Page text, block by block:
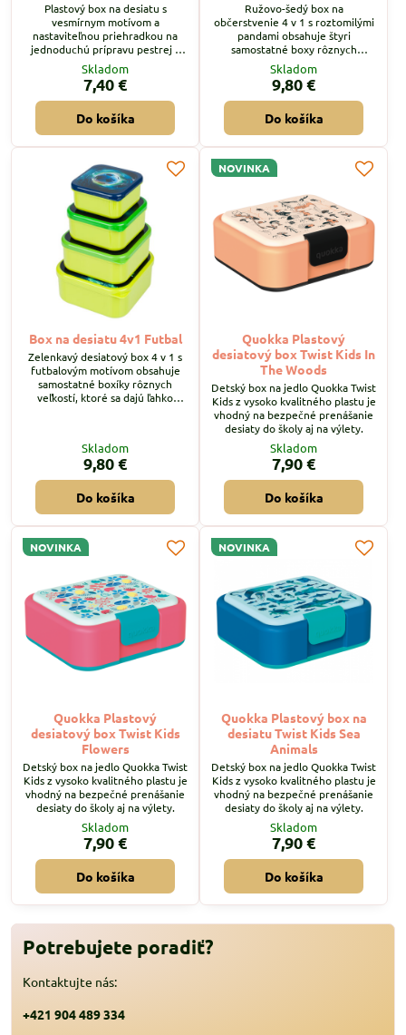
Plastový box na desiatu s
vesmírnym motívom a
nastaviteľnou priehradkou na
jednoduchú prípravu pestrej a
vyváženej stravy.
Skladom
7,40 €
Do košíka
Ružovo-šedý box na
občerstvenie 4 v 1 s roztomilými
pandami obsahuje štyri
samostatné boxy rôznych
veľkostí, ktoré sa dajú ľahko
stohovať. Umožňuje kombinovať
rôzne potraviny pre zdravú a
vyváženú desiatu.
Skladom
9,80 €
Do košíka
Box na desiatu 4v1 Futbal
Zelenkavý desiatový box 4 v 1 s
futbalovým motívom obsahuje
samostatné boxíky rôznych
veľkostí, ktoré sa dajú ľahko
Skladom
9,80 €
Do košíka
NOVINKA
Quokka Plastový
desiatový box Twist Kids In
The Woods
Detský box na jedlo Quokka Twist
Kids z vysoko kvalitného plastu je
vhodný na bezpečné prenášanie
desiaty do školy aj na výlety.
Skladom
7,90 €
Do košíka
NOVINKA
Quokka Plastový
desiatový box Twist Kids
Flowers
Detský box na jedlo Quokka Twist
Kids z vysoko kvalitného plastu je
vhodný na bezpečné prenášanie
desiaty do školy aj na výlety.
Skladom
7,90 €
Do košíka
NOVINKA
Quokka Plastový box na
desiatu Twist Kids Sea
Animals
Detský box na jedlo Quokka Twist
Kids z vysoko kvalitného plastu je
vhodný na bezpečné prenášanie
desiaty do školy aj na výlety.
Skladom
7,90 €
Do košíka
Potrebujete poradiť?
Kontaktujte nás:
+421 904 489 334